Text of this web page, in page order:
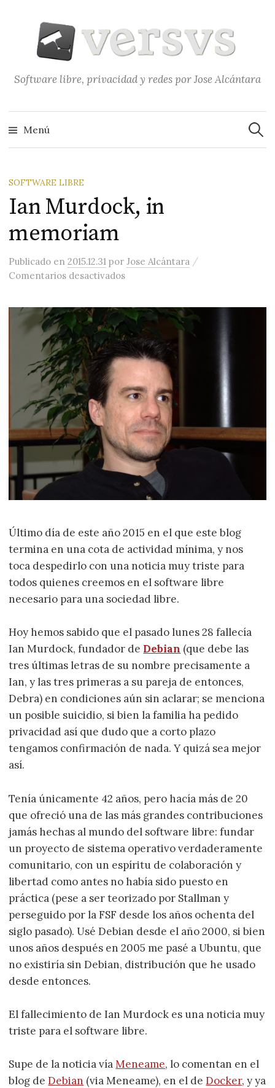
contenido
Software libre, privacidad y redes por Jose Alcántara
Menú
SOFTWARE LIBRE
Ian Murdock, in
memoriam
Publicado en2015.12.31 porJose Alcántara /
Comentarios desactivadosen Ian Murdock, in memoriam
Último día de este año 2015 en el que este blog
termina en una cota de actividad mínima, y nos
toca despedirlo con una noticia muy triste para
todos quienes creemos en el software libre
necesario para una sociedad libre.
Hoy hemos sabido que el pasado lunes 28 fallecía
Ian Murdock, fundador de Debian (que debe las
tres últimas letras de su nombre precisamente a
Ian, y las tres primeras a su pareja de entonces,
Debra) en condiciones aún sin aclarar; se menciona
un posible suicidio, si bien la familia ha pedido
privacidad así que dudo que a corto plazo
tengamos confirmación de nada. Y quizá sea mejor
así.
Tenía únicamente 42 años, pero hacía más de 20
que ofreció una de las más grandes contribuciones
jamás hechas al mundo del software libre: fundar
un proyecto de sistema operativo verdaderamente
comunitario, con un espíritu de colaboración y
libertad como antes no había sido puesto en
práctica (pese a ser teorizado por Stallman y
perseguido por la FSF desde los años ochenta del
siglo pasado). Usé Debian desde el año 2000, si bien
unos años después en 2005 me pasé a Ubuntu, que
no existiría sin Debian, distribución que he usado
desde entonces.
El fallecimiento de Ian Murdock es una noticia muy
triste para el software libre.
Supe de la noticia víaMeneame, lo comentan en el
blog deDebian (via Meneame), en el deDocker, y ya